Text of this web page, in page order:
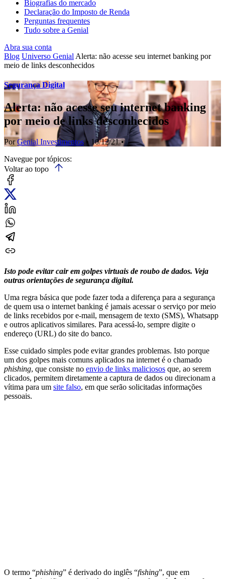
Biografias do mercado
Declaração do Imposto de Renda
Perguntas frequentes
Tudo sobre a Genial
Abra sua conta
Blog Universo Genial Alerta: não acesse seu internet banking por
meio de links desconhecidos
Segurança Digital
Alerta: não acesse seu internet banking
por meio de links desconhecidos
PorGenial Investimentos• 10/12/21 •
Navegue por tópicos:
Voltar ao topo
Isto pode evitar cair em golpes virtuais de roubo de dados. Veja
outras orientações de segurança digital.
Uma regra básica que pode fazer toda a diferença para a segurança
de quem usa o internet banking é jamais acessar o serviço por meio
de links recebidos por e-mail, mensagem de texto (SMS), Whatsapp
e outros aplicativos similares. Para acessá-lo, sempre digite o
endereço (URL) do site do banco.
Esse cuidado simples pode evitar grandes problemas. Isto porque
um dos golpes mais comuns aplicados na internet é o chamado
phishing, que consiste no envio de links maliciosos que, ao serem
clicados, permitem diretamente a captura de dados ou direcionam a
vítima para um site falso, em que serão solicitadas informações
pessoais.
O termo “phishing” é derivado do inglês “fishing”, que em